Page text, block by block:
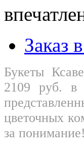
Заказ
Букеты
2109
руб.
в
цветочных
за понимание!